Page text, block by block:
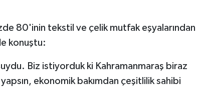
80'inin tekstil ve çelik mutfak eşyalarından
konuştu:
Biz istiyorduk ki Kahramanmaraş biraz
ekonomik bakımdan çeşitlilik sahibi